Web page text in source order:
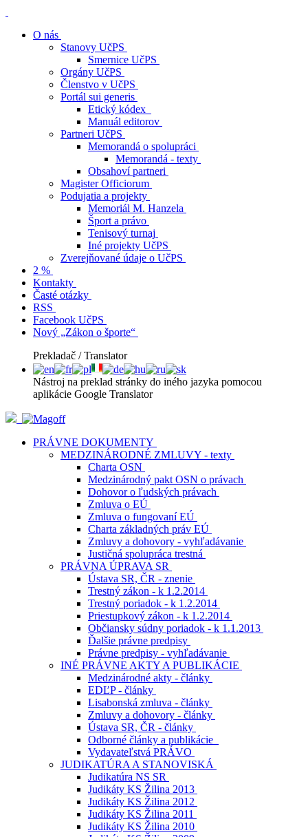
O nás
Stanovy UčPS
Smernice UčPS
Orgány UčPS
Členstvo v UčPS
Portál sui generis
Etický kódex
Manuál editorov
Partneri UčPS
Memorandá o spolupráci
Memorandá - texty
Obsahoví partneri
Magister Officiorum
Podujatia a projekty
Memoriál M. Hanzela
Šport a právo
Tenisový turnaj
Iné projekty UčPS
Zverejňované údaje o UčPS
2 %
Kontakty
Časté otázky
RSS
Facebook UčPS
Nový „Zákon o športe“
Prekladač / Translator
Nástroj na preklad stránky do iného jazyka pomocou
aplikácie Google Translator
PRÁVNE DOKUMENTY
MEDZINÁRODNÉ ZMLUVY - texty
Charta OSN
Medzinárodný pakt OSN o právach
Dohovor o ľudských právach
Zmluva o EÚ
Zmluva o fungovaní EÚ
Charta základných práv EÚ
Zmluvy a dohovory - vyhľadávanie
Justičná spolupráca trestná
PRÁVNA ÚPRAVA SR
Ústava SR, ČR - znenie
Trestný zákon - k 1.2.2014
Trestný poriadok - k 1.2.2014
Priestupkový zákon - k 1.2.2014
Občiansky súdny poriadok - k 1.1.2013
Ďalšie právne predpisy
Právne predpisy - vyhľadávanie
INÉ PRÁVNE AKTY A PUBLIKÁCIE
Medzinárodné akty - články
EDĽP - články
Lisabonská zmluva - články
Zmluvy a dohovory - články
Ústava SR, ČR - články
Odborné články a publikácie
Vydavateľstvá PRÁVO
JUDIKATÚRA A STANOVISKÁ
Judikatúra NS SR
Judikáty KS Žilina 2013
Judikáty KS Žilina 2012
Judikáty KS Žilina 2011
Judikáty KS Žilina 2010